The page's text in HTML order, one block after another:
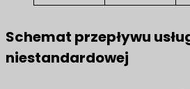
Schemat przepływu
niestandardowej